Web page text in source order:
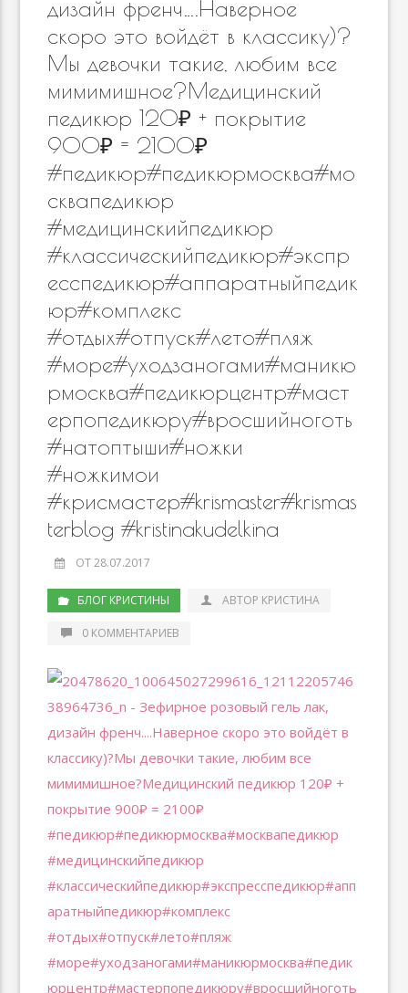
дизайн френч….Наверное
скоро это войдёт в классику)?
Мы девочки такие, любим все
мимимишное?Медицинский
педикюр 120₽ + покрытие
900₽ = 2100₽
#педикюр#педикюрмосква#мо
сквапедикюр
#медицинскийпедикюр
#классическийпедикюр#экспр
есспедикюр#аппаратныйпедик
юр#комплекс
#отдых#отпуск#лето#пляж
#море#уходзаногами#маникю
рмосква#педикюрцентр#маст
ерпопедикюру#вросшийноготь
#натоптыши#ножки
#ножкимои
#крисмастер#krismaster#krismas
terblog #kristinakudelkina
ОТ 28.07.2017
БЛОГ КРИСТИНЫ АВТОР КРИСТИНА
0 КОММЕНТАРИЕВ